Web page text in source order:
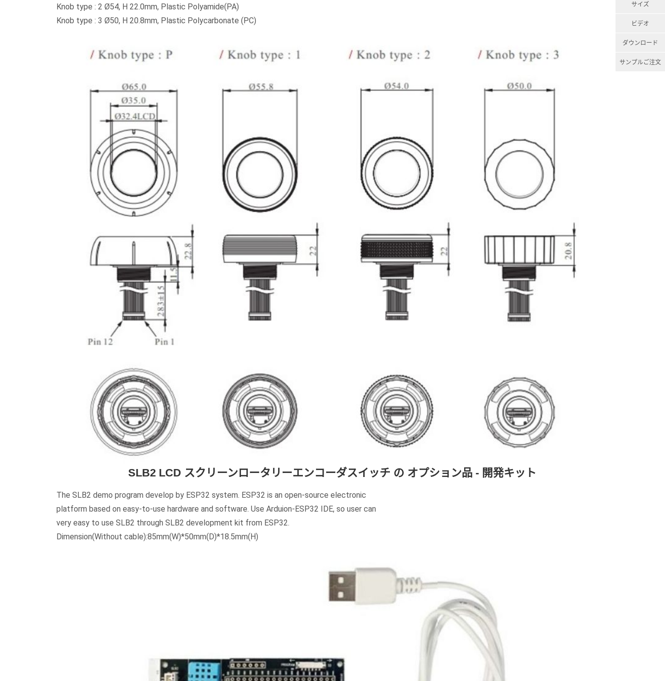
Knob type : 2 Ø54, H 22.0mm, Plastic Polyamide(PA)
Knob type : 3 Ø50, H 20.8mm, Plastic Polycarbonate (PC)
SLB2 LCD スクリーンロータリーエンコーダスイッチ の オプション品 - 開発キット
The SLB2 demo program develop by ESP32 system. ESP32 is an open-source electronic
platform based on easy-to-use hardware and software. Use Arduion-ESP32 IDE, so user can
very easy to use SLB2 through SLB2 development kit from ESP32.
Dimension(Without cable):85mm(W)*50mm(D)*18.5mm(H)
サイズ
ビデオ
ダウンロード
サンプルご注文